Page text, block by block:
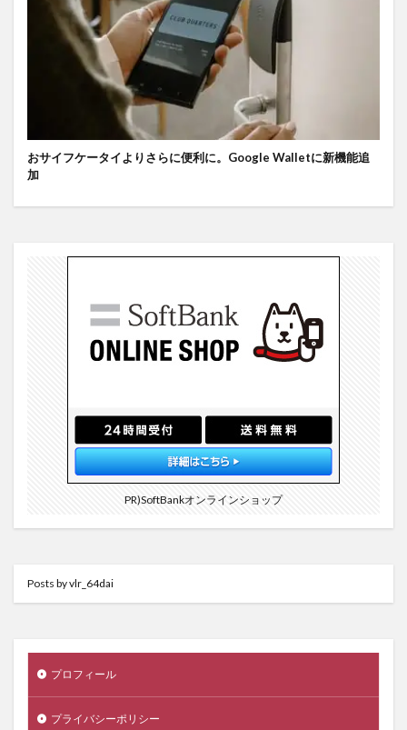
おサイフケータイよりさらに便利に。Google Walletに新機能追
加
PR)SoftBankオンラインショップ
Posts by vlr_64dai
プロフィール
プライバシーポリシー